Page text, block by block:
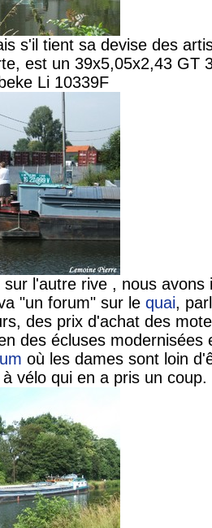
s'il tient sa devise des
est un 39x5,05x2,43 GT
Li 10339F
l'autre rive , nous avons
"un forum" sur le quai,
des prix d'achat des
des écluses
où les dames sont loin
vélo qui en a pris un coup.